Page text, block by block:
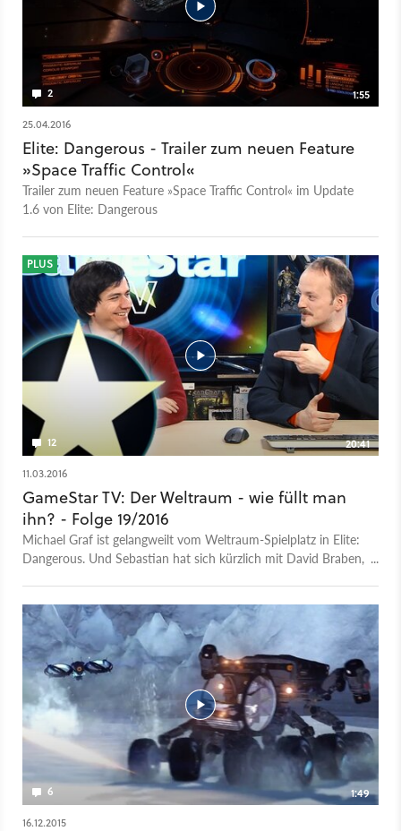
2
1:55
25.04.2016
Elite: Dangerous - Trailer zum neuen Feature
»Space Traffic Control«
Trailer zum neuen Feature »Space Traffic Control« im Update
1.6 von Elite: Dangerous
12 20:41
PLUS
11.03.2016
GameStar TV: Der Weltraum - wie füllt man
ihn? - Folge 19/2016
Michael Graf ist gelangweilt vom Weltraum-Spielplatz in Elite:
Dangerous. Und Sebastian hat sich kürzlich mit David Braben,
Weltraum-Sandbox mit spannenden Inhalten zu füllen und
überlegen, was Spieler wirklich motivieren würde.
6
1:49
16.12.2015